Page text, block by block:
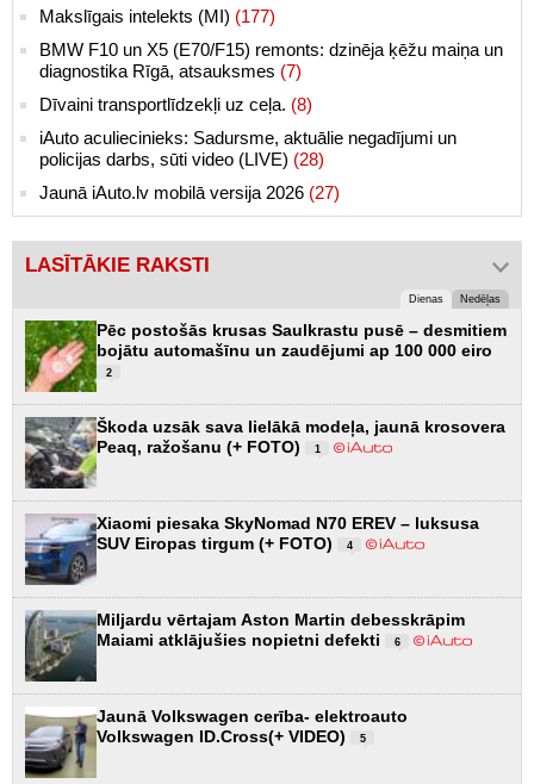
Makslīgais intelekts (MI) (177)
BMW F10 un X5 (E70/F15) remonts: dzinēja ķēžu maiņa un
diagnostika Rīgā, atsauksmes (7)
Dīvaini transportlīdzekļi uz ceļa. (8)
iAuto aculiecinieks: Sadursme, aktuālie negadījumi un
policijas darbs, sūti video (LIVE) (28)
Jaunā iAuto.lv mobilā versija 2026 (27)
LASĪTĀKIE RAKSTI
Dienas Nedēļas
Pēc postošās krusas Saulkrastu pusē – desmitiem
bojātu automašīnu un zaudējumi ap 100 000 eiro
2
Škoda uzsāk sava lielākā modeļa, jaunā krosovera
Peaq, ražošanu (+ FOTO)
1
Xiaomi piesaka SkyNomad N70 EREV – luksusa
SUV Eiropas tirgum (+ FOTO)
4
Miljardu vērtajam Aston Martin debesskrāpim
Maiami atklājušies nopietni defekti
6
Jaunā Volkswagen cerība- elektroauto
Volkswagen ID.Cross(+ VIDEO)
5